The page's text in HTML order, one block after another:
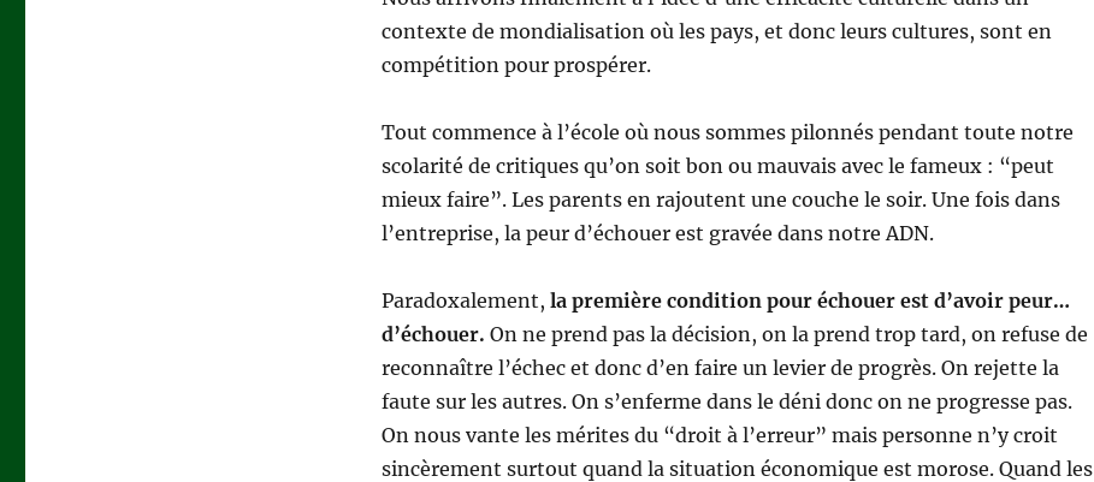
contexte de mondialisation où les pays, et donc leurs cultures, sont en
compétition pour prospérer.
Tout commence à l’école où nous sommes pilonnés pendant toute notre
scolarité de critiques qu’on soit bon ou mauvais avec le fameux : “peut
mieux faire”. Les parents en rajoutent une couche le soir. Une fois dans
l’entreprise, la peur d’échouer est gravée dans notre ADN.
Paradoxalement, la première condition pour échouer est d’avoir peur…
d’échouer. On ne prend pas la décision, on la prend trop tard, on refuse de
reconnaître l’échec et donc d’en faire un levier de progrès. On rejette la
faute sur les autres. On s’enferme dans le déni donc on ne progresse pas.
On nous vante les mérites du “droit à l’erreur” mais personne n’y croit
sincèrement surtout quand la situation économique est morose. Quand les